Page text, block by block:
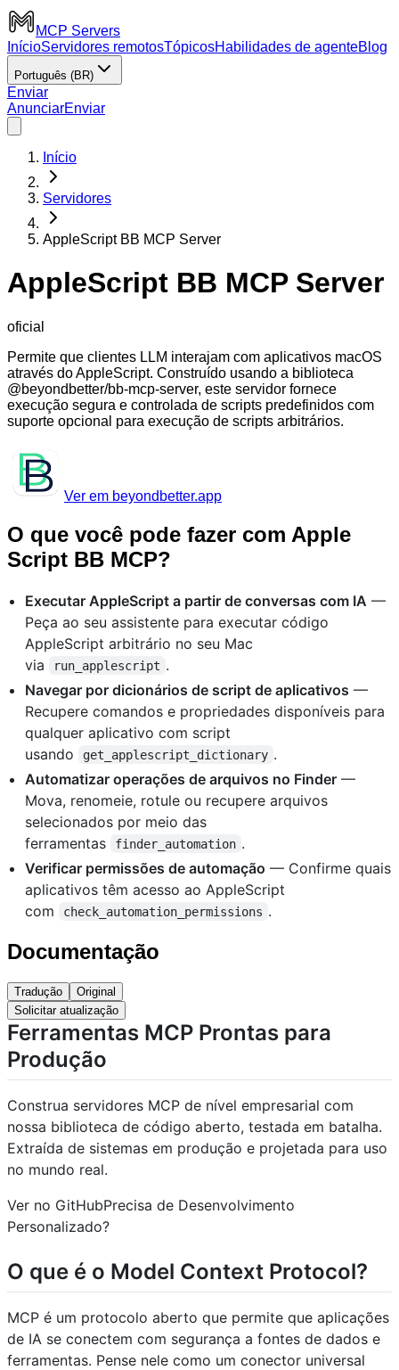
MCP Servers
InícioServidores remotosTópicosHabilidades de agenteBlog
Português (BR)
Enviar
AnunciarEnviar
Início
Servidores
AppleScript BB MCP Server
AppleScript BB MCP Server
oficial
Permite que clientes LLM interajam com aplicativos macOS
através do AppleScript. Construído usando a biblioteca
@beyondbetter/bb-mcp-server, este servidor fornece
execução segura e controlada de scripts predefinidos com
suporte opcional para execução de scripts arbitrários.
Ver em beyondbetter.app
O que você pode fazer com Apple
Script BB MCP?
Executar AppleScript a partir de conversas com IA —
Peça ao seu assistente para executar código
AppleScript arbitrário no seu Mac
via
run_applescript .
Navegar por dicionários de script de aplicativos —
Recupere comandos e propriedades disponíveis para
qualquer aplicativo com script
usando
get_applescript_dictionary .
Automatizar operações de arquivos no Finder —
Mova, renomeie, rotule ou recupere arquivos
selecionados por meio das
ferramentas
finder_automation .
Verificar permissões de automação — Confirme quais
aplicativos têm acesso ao AppleScript
com
check_automation_permissions .
Documentação
Tradução
Original
Solicitar atualização
Ferramentas MCP Prontas para
Produção
Construa servidores MCP de nível empresarial com
nossa biblioteca de código aberto, testada em batalha.
Extraída de sistemas em produção e projetada para uso
no mundo real.
Ver no GitHubPrecisa de Desenvolvimento
Personalizado?
O que é o Model Context Protocol?
MCP é um protocolo aberto que permite que aplicações
de IA se conectem com segurança a fontes de dados e
ferramentas. Pense nele como um conector universal